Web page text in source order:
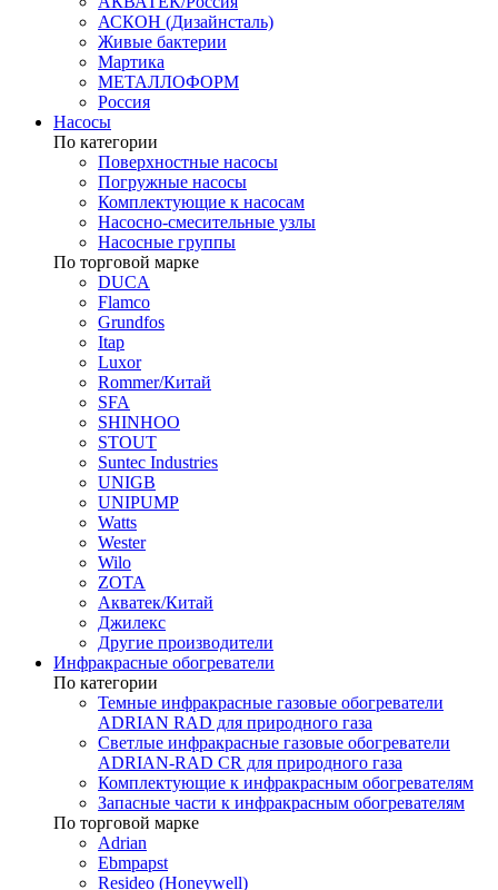
АСКОН (Дизайнсталь)
Живые бактерии
Мартика
МЕТАЛЛОФОРМ
Россия
Насосы
По категории
Поверхностные насосы
Погружные насосы
Комплектующие к насосам
Насосно-смесительные узлы
Насосные группы
По торговой марке
DUCA
Flamco
Grundfos
Itap
Luxor
Rommer/Китай
SFA
SHINHOO
STOUT
Suntec Industries
UNIGB
UNIPUMP
Watts
Wester
Wilo
ZOTA
Акватек/Китай
Джилекс
Другие производители
Инфракрасные обогреватели
По категории
Темные инфракрасные газовые обогреватели
ADRIAN RAD для природного газа
Светлые инфракрасные газовые обогреватели
ADRIAN-RAD CR для природного газа
Комплектующие к инфракрасным обогревателям
Запасные части к инфракрасным обогревателям
По торговой марке
Adrian
Ebmpapst
Resideo (Honeywell)